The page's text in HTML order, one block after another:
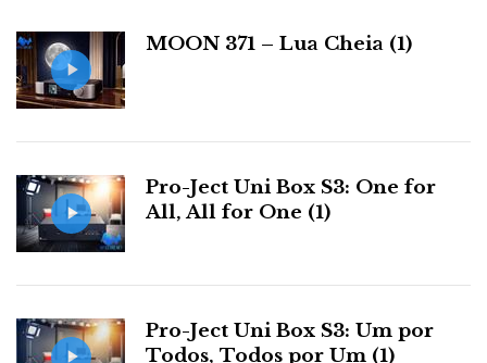
s
MOON 371 – Lua Cheia (1)
Pro-Ject Uni Box S3: One for
All, All for One (1)
Pro-Ject Uni Box S3: Um por
Todos, Todos por Um (1)